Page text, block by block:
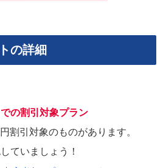
の詳細
の割引対象プラン
割引対象のものがあります。
ていましょう！